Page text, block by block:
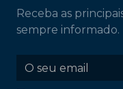
Receba as
sempre informado.